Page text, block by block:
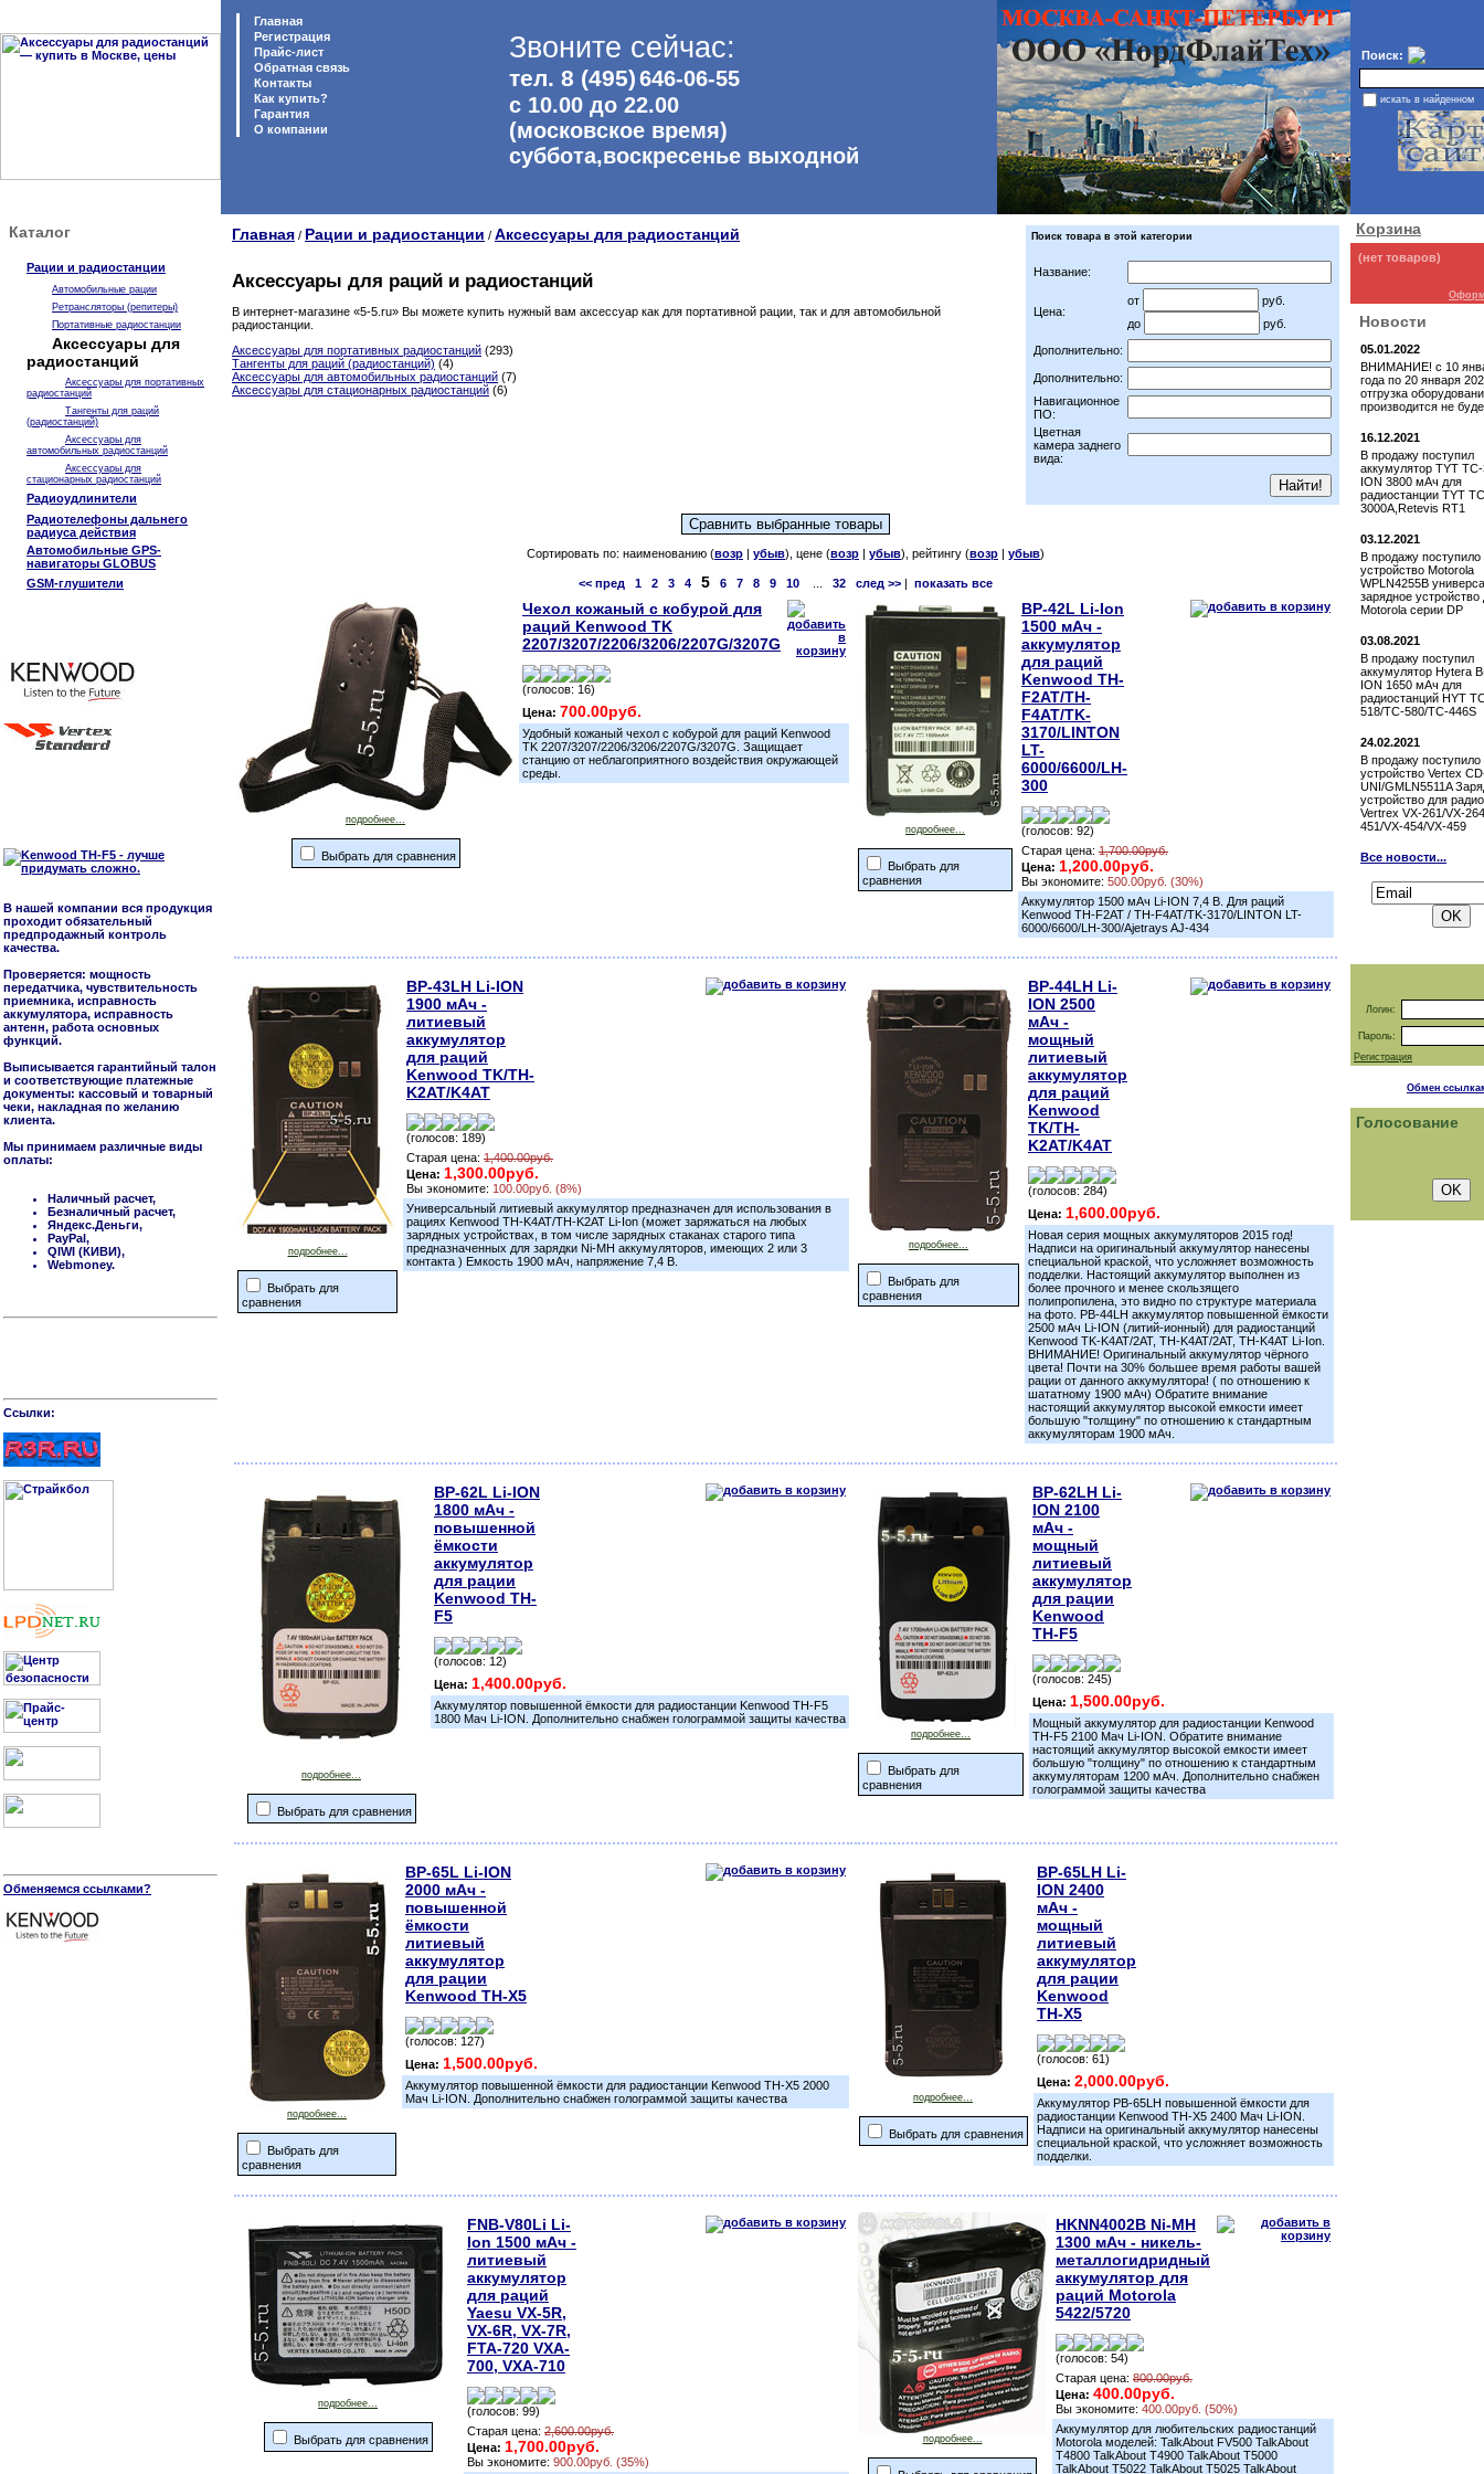
Главная
Регистрация
Прайс-лист
Обратная связь
Контакты
Как купить?
Гарантия
O компании
Звоните сейчас:
тел. 8 (495)646-06-55
с 10.00 до 22.00
(московское время)
суббота,воскресенье выходной
Поиск:
искать в найденном
Каталог
Рации и радиостанции
Автомобильные рации
Ретрансляторы (репитеры)
Портативные радиостанции
Аксессуары для
радиостанций
Аксессуары для портативных
радиостанций
Тангенты для раций
(радиостанций)
Аксессуары для
автомобильных радиостанций
Аксессуары для
стационарных радиостанций
Радиоудлинители
Радиотелефоны дальнего
радиуса действия
Автомобильные GPS-
навигаторы GLOBUS
GSM-глушители
В нашей компании вся продукция
проходит обязательный
предпродажный контроль
качества.
Проверяется: мощность
передатчика, чувствительность
приемника, исправность
аккумулятора, исправность
антенн, работа основных
функций.
Выписывается гарантийный талон
и соответствующие платежные
документы: кассовый и товарный
чеки, накладная по желанию
клиента.
Мы принимаем различные виды
оплаты:
Наличный расчет,
Безналичный расчет,
Яндекс.Деньги,
PayPal,
QIWI (КИВИ),
Webmoney.
Cсылки:
Обменяемся ссылками?
Главная / Рации и радиостанции / Аксессуары для радиостанций Поиск товара в этой категории
Название:
Цена:
от
руб.
до
руб.
Дополнительно:
Дополнительно:
Навигационное
ПО:
Цветная
камера заднего
вида:
Аксессуары для раций и радиостанций
В интернет-магазине «5-5.ru» Вы можете купить нужный вам аксессуар как для портативной рации, так и для автомобильной
радиостанции.
Аксессуары для портативных радиостанций (293)
Тангенты для раций (радиостанций) (4)
Аксессуары для автомобильных радиостанций (7)
Аксессуары для стационарных радиостанций (6)
Сортировать по: наименованию (возр | убыв), цене (возр | убыв), рейтингу (возр | убыв)
<< пред 1 2 3 4 5 6 7 8 9 10 32 след >> | показать все
подробнее...
Выбрать для сравнения
Чехол кожаный с кобурой для
раций Kenwood TK
2207/3207/2206/3206/2207G/3207G
(голосов: 16)
Цена: 700.00руб.
Удобный кожаный чехол с кобурой для раций Kenwood
TK 2207/3207/2206/3206/2207G/3207G. Защищает
станцию от неблагоприятного воздействия окружающей
среды.
подробнее...
Выбрать для
сравнения
BP-42L Li-Ion
1500 мАч -
аккумулятор
для раций
Kenwood TH-
F2AT/TH-
F4AT/TK-
3170/LINTON
LT-
6000/6600/LH-
300
(голосов: 92)
Старая цена: 1,700.00руб.
Цена: 1,200.00руб.
Вы экономите: 500.00руб. (30%)
Аккумулятор 1500 мАч Li-ION 7,4 В. Для раций
Kenwood TH-F2AT / TH-F4AT/TK-3170/LINTON LT-
6000/6600/LH-300/Ajetrays AJ-434
подробнее...
Выбрать для
сравнения
BP-43LH Li-ION
1900 мАч -
литиевый
аккумулятор
для раций
Kenwood TK/TH-
K2AT/K4AT
(голосов: 189)
Старая цена: 1,400.00руб.
Цена: 1,300.00руб.
Вы экономите: 100.00руб. (8%)
Универсальный литиевый аккумулятор предназначен для использования в
рациях Kenwood TH-K4AT/TH-K2AT Li-Ion (может заряжаться на любых
зарядных устройствах, в том числе зарядных стаканах старого типа
предназначенных для зарядки Ni-MH аккумуляторов, имеющих 2 или 3
контакта ) Емкость 1900 мАч, напряжение 7,4 В.
подробнее...
Выбрать для
сравнения
BP-44LH Li-
ION 2500
мАч -
мощный
литиевый
аккумулятор
для раций
Kenwood
TK/TH-
K2AT/K4AT
(голосов: 284)
Цена: 1,600.00руб.
Новая серия мощных аккумуляторов 2015 год!
Надписи на оригинальный аккумулятор нанесены
специальной краской, что усложняет возможность
подделки. Настоящий аккумулятор выполнен из
более прочного и менее скользящего
полипропилена, это видно по структуре материала
на фото. PB-44LH аккумулятор повышенной ёмкости
2500 мАч Li-ION (литий-ионный) для радиостанций
Kenwood TK-K4AT/2AT, TH-K4AT/2AT, TH-K4AT Li-Ion.
ВНИМАНИЕ! Оригинальный аккумулятор чёрного
цвета! Почти на 30% большее время работы вашей
рации от данного аккумулятора! ( по отношению к
шататному 1900 мАч) Обратите внимание
настоящий аккумулятор высокой емкости имеет
большую "толщину" по отношению к стандартным
аккумуляторам 1900 мАч.
подробнее...
Выбрать для сравнения
BP-62L Li-ION
1800 мАч -
повышенной
ёмкости
аккумулятор
для рации
Kenwood TH-
F5
(голосов: 12)
Цена: 1,400.00руб.
Аккумулятор повышенной ёмкости для радиостанции Kenwood TH-F5
1800 Мач Li-ION. Дополнительно снабжен голограммой защиты качества
подробнее...
Выбрать для
сравнения
BP-62LH Li-
ION 2100
мАч -
мощный
литиевый
аккумулятор
для рации
Kenwood
TH-F5
(голосов: 245)
Цена: 1,500.00руб.
Мощный аккумулятор для радиостанции Kenwood
TH-F5 2100 Мач Li-ION. Обратите внимание
настоящий аккумулятор высокой емкости имеет
большую "толщину" по отношению к стандартным
аккумуляторам 1200 мАч. Дополнительно снабжен
голограммой защиты качества
подробнее...
Выбрать для
сравнения
BP-65L Li-ION
2000 мАч -
повышенной
ёмкости
литиевый
аккумулятор
для рации
Kenwood TH-X5
(голосов: 127)
Цена: 1,500.00руб.
Аккумулятор повышенной ёмкости для радиостанции Kenwood TH-X5 2000
Мач Li-ION. Дополнительно снабжен голограммой защиты качества
подробнее...
Выбрать для сравнения
BP-65LH Li-
ION 2400
мАч -
мощный
литиевый
аккумулятор
для рации
Kenwood
TH-X5
(голосов: 61)
Цена: 2,000.00руб.
Аккумулятор PB-65LH повышенной ёмкости для
радиостанции Kenwood TH-X5 2400 Мач Li-ION.
Надписи на оригинальный аккумулятор нанесены
специальной краской, что усложняет возможность
подделки.
подробнее...
Выбрать для сравнения
FNB-V80Li Li-
Ion 1500 мАч -
литиевый
аккумулятор
для раций
Yaesu VX-5R,
VX-6R, VX-7R,
FTA-720 VXA-
700, VXA-710
(голосов: 99)
Старая цена: 2,600.00руб.
Цена: 1,700.00руб.
Вы экономите: 900.00руб. (35%)
подробнее...
HKNN4002B Ni-MH
1300 мАч - никель-
металлогидридный
аккумулятор для
раций Motorola
5422/5720
(голосов: 54)
Старая цена: 800.00руб.
Цена: 400.00руб.
Вы экономите: 400.00руб. (50%)
Аккумулятор для любительских радиостанций
Motorola моделей: TalkAbout FV500 TalkAbout
T4800 TalkAbout T4900 TalkAbout T5000
TalkAbout T5022 TalkAbout T5025 TalkAbout
Корзина
(нет товаров)
Новости
05.01.2022
ВНИМАНИЕ! с 10
года по 20 января
отгрузка
производится не
16.12.2021
В продажу поступил
аккумулятор TYT
ION 3800 мАч для
радиостанции TYT
3000A,Retevis RT1
03.12.2021
В продажу поступило
устройство Motorola
WPLN4255B
зарядное устройство
Motorola серии DP
03.08.2021
В продажу поступил
аккумулятор Hytera
ION 1650 мАч для
радиостанций HYT
518/TC-580/TC-446S
24.02.2021
В продажу поступило
устройство Vertex
UNI/GMLN5511A
устройство для
Vertrex VX-261/VX-
451/VX-454/VX-459
Все новости...
Логин:
Пароль:
Регистрация
Обмен
Голосование